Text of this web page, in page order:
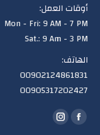
أوقات العمل:
Mon - Fri: 9 AM - 7 PM
Sat.: 9 Am - 3 PM
الهاتف:
00902124861831
00905317202427
Find us on:
Facebook
Instagram